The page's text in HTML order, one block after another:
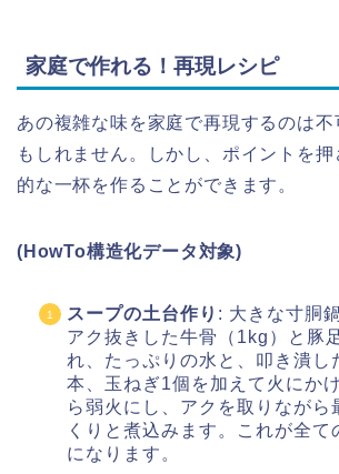
家庭で作れる！再現レシピ
あの複雑な味を家庭で再現するのは
もしれません。しかし、ポイントを
的な一杯を作ることができます。
(HowTo構造化データ対象)
スープの土台作り : 大きな寸胴
アク抜きした牛骨（1kg）と豚
れ、たっぷりの水と、叩き潰し
本、玉ねぎ1個を加えて火にか
ら弱火にし、アクを取りながら
くりと煮込みます。これが全て
になります。